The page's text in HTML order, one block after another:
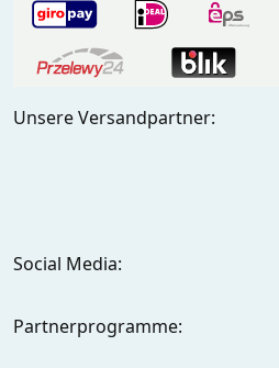
Unsere Versandpartner:
Social Media:
Partnerprogramme: